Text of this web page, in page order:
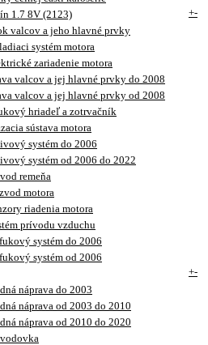
1.7 8V (2123)
+-
valcov a jeho hlavné prvky
systém motora
zariadenie motora
valcov a jej hlavné prvky do 2008
valcov a jej hlavné prvky od 2008
hriadeľ a zotrvačník
sústava motora
systém do 2006
systém od 2006 do 2022
remeňa
motora
riadenia motora
prívodu vzduchu
systém do 2006
systém od 2006
+-
náprava do 2003
náprava od 2003 do 2010
náprava od 2010 do 2020